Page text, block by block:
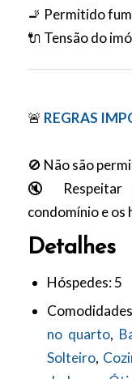
🚬 Permitido
🔌 Tensão do
🚨 REGRAS
🚫 Não são
🔇 Respeitar
condomínio e os
Detalhes
Hóspedes:5
no quarto,
Solteiro,